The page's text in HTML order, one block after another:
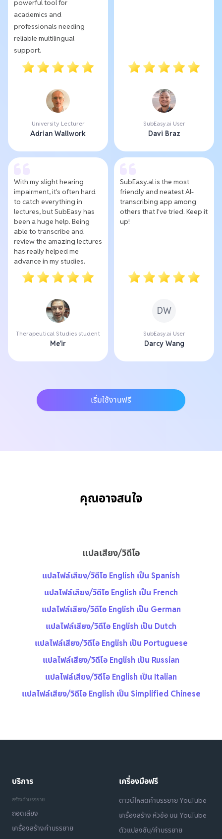
powerful tool for
academics and
professionals needing
reliable multilingual
support.
University Lecturer
Adrian Wallwork
SubEasy.ai User
Davi Braz
With my slight hearing
impairment, it's often hard
to catch everything in
lectures, but SubEasy has
been a huge help. Being
able to transcribe and
review the amazing lectures
has really helped me
advance in my studies.
Therapeutical Studies student
Me'ir
SubEasy.al is the most
friendly and neatest AI-
transcribing app among
others that I've tried. Keep it
up!
DW
SubEasy.ai User
Darcy Wang
เริ่มใช้งานฟรี
คุณอาจสนใจ
แปลเสียง/วิดีโอ
แปลไฟล์เสียง/วิดีโอ English เป็น Spanish
แปลไฟล์เสียง/วิดีโอ English เป็น French
แปลไฟล์เสียง/วิดีโอ English เป็น German
แปลไฟล์เสียง/วิดีโอ English เป็น Dutch
แปลไฟล์เสียง/วิดีโอ English เป็น Portuguese
แปลไฟล์เสียง/วิดีโอ English เป็น Russian
แปลไฟล์เสียง/วิดีโอ English เป็น Italian
แปลไฟล์เสียง/วิดีโอ English เป็น Simplified Chinese
บริการ
สร้างคำบรรยาย
ถอดเสียง
เครื่องสร้างคำบรรยาย
เครื่องมือฟรี
ดาวน์โหลดคำบรรยาย YouTube
เครื่องสร้าง หัวข้อ บน YouTube
ตัวแปลงซับ/คำบรรยาย